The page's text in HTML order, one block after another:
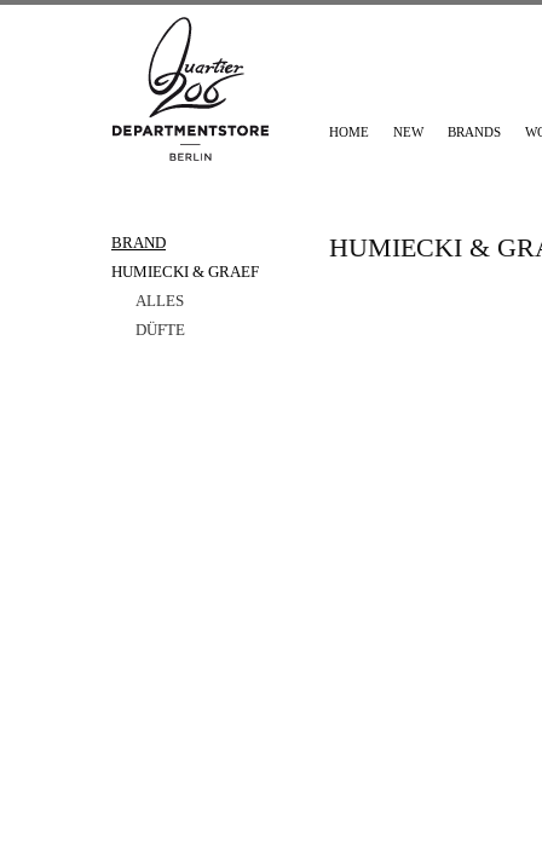
HOME NEW BRANDS
BRAND
HUMIECKI & GRAEF
ALLES
DÜFTE
HUMIECKI &